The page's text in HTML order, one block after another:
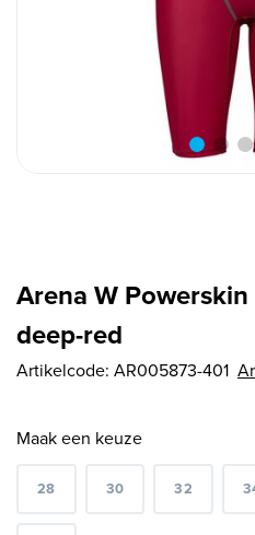
Arena W Powerskin
deep-red
Artikelcode: AR005873-401
Maak een keuze
28 30 32